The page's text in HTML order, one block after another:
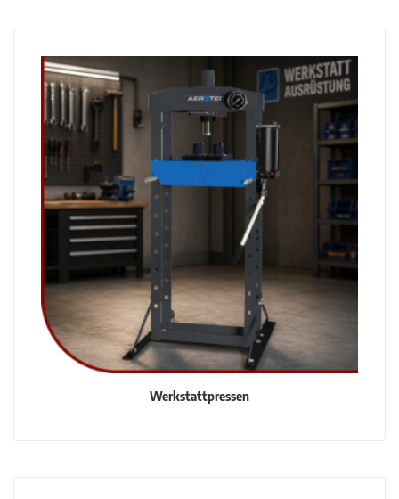
Werkstattpressen